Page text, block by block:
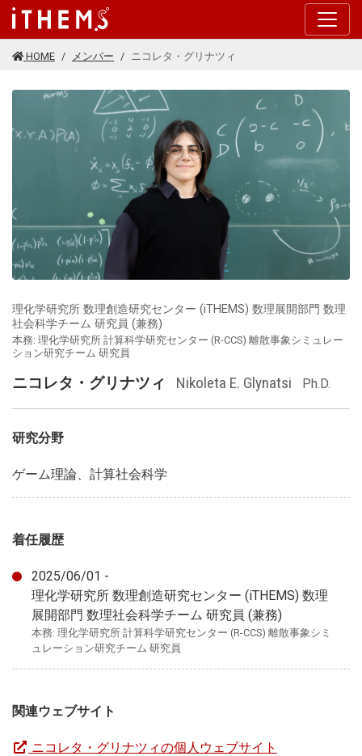
このページの本文に移動する
HOME メンバー ニコレタ・グリナツィ
理化学研究所 数理創造研究センター (iTHEMS) 数理展開部門 数理
社会科学チーム 研究員 (兼務)
本務: 理化学研究所 計算科学研究センター (R-CCS) 離散事象シミュレー
ション研究チーム 研究員
ニコレタ・グリナツィ Nikoleta E. Glynatsi Ph.D.
研究分野
ゲーム理論、計算社会科学
着任履歴
2025/06/01 -
理化学研究所 数理創造研究センター (iTHEMS) 数理
展開部門 数理社会科学チーム 研究員 (兼務)
本務: 理化学研究所 計算科学研究センター (R-CCS) 離散事象シミ
ュレーション研究チーム 研究員
関連ウェブサイト
ニコレタ・グリナツィの個人ウェブサイト